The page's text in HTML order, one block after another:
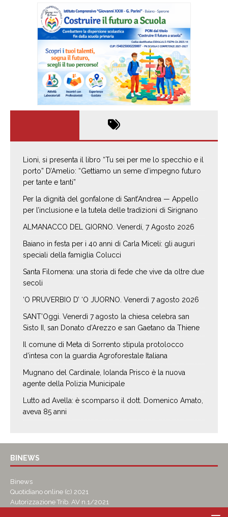
Lioni, si presenta il libro “Tu sei per me lo specchio e il
porto” D’Amelio: “Gettiamo un seme d’impegno futuro
per tante e tanti”
Per la dignità del gonfalone di Sant’Andrea — Appello
per l’inclusione e la tutela delle tradizioni di Sirignano
ALMANACCO DEL GIORNO. Venerdí, 7 Agosto 2026
Baiano in festa per i 40 anni di Carla Miceli: gli auguri
speciali della famiglia Colucci
Santa Filomena: una storia di fede che vive da oltre due
secoli
‘O PRUVERBIO D’ ‘O JUORNO. Venerdì 7 agosto 2026
SANT’Oggi. Venerdì 7 agosto la chiesa celebra san
Sisto II, san Donato d’Arezzo e san Gaetano da Thiene
Il comune di Meta di Sorrento stipula protolocco
d’intesa con la guardia Agroforestale Italiana
Mugnano del Cardinale, Iolanda Prisco è la nuova
agente della Polizia Municipale
Lutto ad Avella: è scomparso il dott. Domenico Amato,
aveva 85 anni
BINEWS
Binews
Quotidiano online (c) 2021
Autorizzazione Trib. AV n.1/2021